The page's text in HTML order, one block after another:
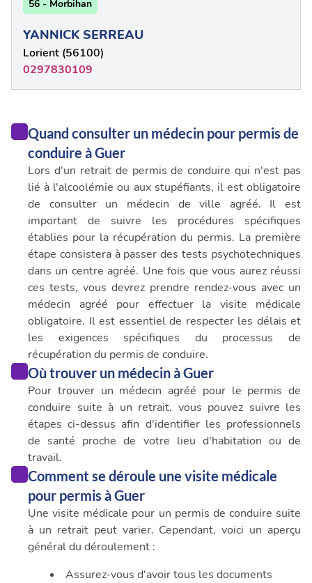
publicité et d'analyse, qui peuvent combiner celles-ci
avec d'autres informations que vous leur avez fournies
ou qu'ils ont collectées lors de votre utilisation de leurs
services.
56 - Morbihan
YANNICK SERREAU
Lorient (56100)
0297830109
Quand consulter un médecin pour permis de
conduire à Guer
Lors d'un retrait de permis de conduire qui n'est pas
lié à l'alcoolémie ou aux stupéfiants, il est obligatoire
de consulter un médecin de ville agréé. Il est
important de suivre les procédures spécifiques
établies pour la récupération du permis. La première
étape consistera à passer des tests psychotechniques
dans un centre agréé. Une fois que vous aurez réussi
ces tests, vous devrez prendre rendez-vous avec un
médecin agréé pour effectuer la visite médicale
obligatoire. Il est essentiel de respecter les délais et
les exigences spécifiques du processus de
récupération du permis de conduire.
Où trouver un médecin à Guer
Pour trouver un médecin agréé pour le permis de
conduire suite à un retrait, vous pouvez suivre les
étapes ci-dessus afin d'identifier les professionnels
de santé proche de votre lieu d'habitation ou de
travail.
Comment se déroule une visite médicale
pour permis à Guer
Une visite médicale pour un permis de conduire suite
à un retrait peut varier. Cependant, voici un aperçu
général du déroulement :
Assurez-vous d'avoir tous les documents